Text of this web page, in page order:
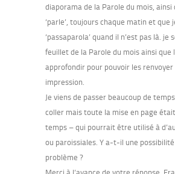
diaporama de la Parole du mois,
‘parle’, toujours chaque matin et que
‘passaparola’ quand il n’est pas là.
feuillet de la Parole du mois ainsi que
approfondir pour pouvoir les
impression.
Je viens de passer beaucoup de
coller mais toute la mise en page
temps – qui pourrait être utilisé à
ou paroissiales. Y a-t-il une
problème ?